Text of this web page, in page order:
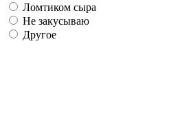
Ломтиком сыра
Не закусываю
Другое